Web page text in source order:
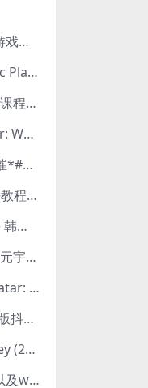
2000个 steam共享游戏账号 离线steam账号分享
史前星球 Prehistoric Planet (2022) 中字 1080p 高清 阿里云盘 2022.5.27已更新全集
洋葱学院中小学免费课程集合 云盘下载
黑豹2 Black Panther: Wakanda Forever (2022) 高清版
OVA巨*エルフ母娘催*#1エルフの国を蹂*する男。汚された女王と姫
DeepNude使用方法教程FAQ
B级文件 B컷 (2022) 韩国大尺度剧情电影 1080P 中字
奇异博士2：疯狂多元宇宙 Doctor Strange in the Multiverse of Madness (2022) 高清版1080p
阿凡达：水之道 Avatar: The Way of Water (2022) 1080p 2k 4k 中文字幕
ProxiTok 开源国际版抖音TikTok网页版 国内网络直连
铁血战士：猎物 Prey (2022) 中英字幕 1080P
卡密兑换使用教程以及windows使用教程